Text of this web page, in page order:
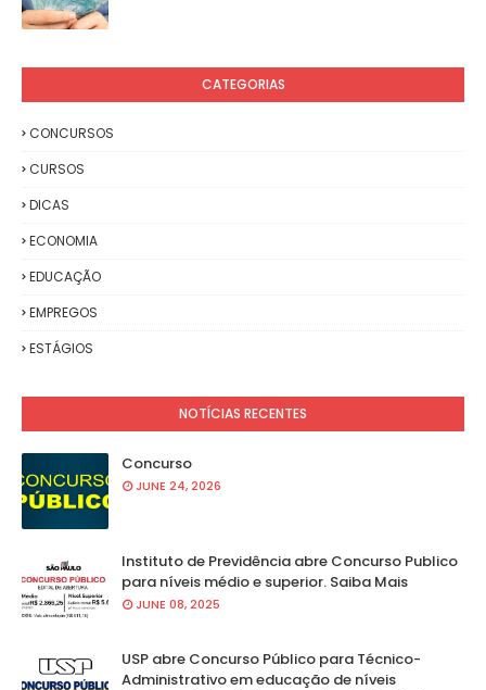
CATEGORIAS
CONCURSOS
CURSOS
DICAS
ECONOMIA
EDUCAÇÃO
EMPREGOS
ESTÁGIOS
NOTÍCIAS RECENTES
Concurso
JUNE 24, 2026
Instituto de Previdência abre Concurso Publico
para níveis médio e superior. Saiba Mais
JUNE 08, 2025
USP abre Concurso Público para Técnico-
Administrativo em educação de níveis